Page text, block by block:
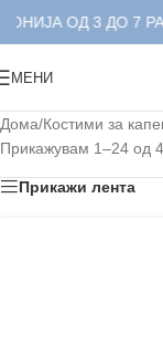
ОД 3 ДО 7
МЕНИ
Дома/Костими за
Прикажувам 1–24 од
Прикажи лента